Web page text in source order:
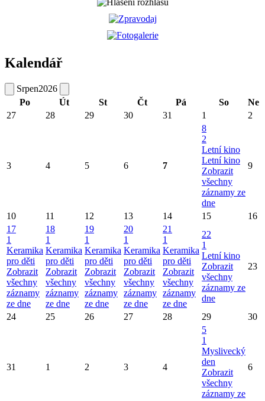
Kalendář
Srpen2026
Po
Út St Čt Pá So
Ne
27
28 29 30 31 1 2
3 4 5 6 7
8
2
Letní kino
Letní kino
Zobrazit
všechny
záznamy ze
dne
9
10 11 12 13 14 15
16
17
1
Keramika
pro děti
Zobrazit
všechny
záznamy
ze dne
18
1
Keramika
pro děti
Zobrazit
všechny
záznamy
ze dne
19
1
Keramika
pro děti
Zobrazit
všechny
záznamy
ze dne
20
1
Keramika
pro děti
Zobrazit
všechny
záznamy
ze dne
21
1
Keramika
pro děti
Zobrazit
všechny
záznamy
ze dne
22
1
Letní kino
Zobrazit
všechny
záznamy ze
dne
23
24 25 26 27 28 29 30
31 1 2 3 4
5
1
Myslivecký
den
Zobrazit
všechny
záznamy ze
6